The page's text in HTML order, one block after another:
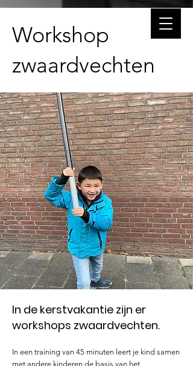
Workshop
zwaardvechten
In de kerstvakantie zijn er
workshops zwaardvechten.
In een training van 45 minuten leert je kind samen
met andere kinderen de basis van het